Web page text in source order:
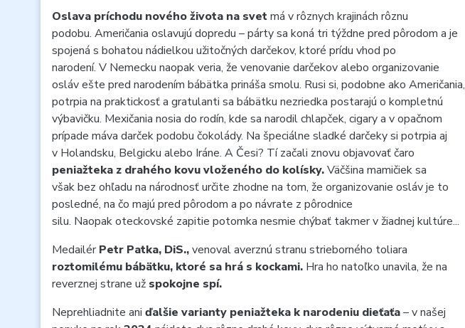
Oslava príchodu nového života na svetmá v rôznych krajinách rôznu
podobu. Američania oslavujú dopredu – párty sa koná tri týždne pred pôrodom a je
spojená s bohatou nádielkou užitočných darčekov, ktoré prídu vhod po
narodení. V Nemecku naopak veria, že venovanie darčekov alebo organizovanie
osláv ešte pred narodením bábätka prináša smolu. Rusi si, podobne ako Američania,
potrpia na praktickosť a gratulanti sa bábätku nezriedka postarajú o kompletnú
výbavičku. Mexičania nosia do rodín, kde sa narodil chlapček, cigary a v opačnom
prípade máva darček podobu čokolády. Na špeciálne sladké darčeky si potrpia aj
v Holandsku, Belgicku alebo Iráne. A Česi? Tí začali znovu objavovať čaro
peniažteka z drahého kovu vloženého do kolísky.Väčšina mamičiek sa
však bez ohľadu na národnosť určite zhodne na tom, že organizovanie osláv je to
posledné, na čo majú pred pôrodom a po návrate z pôrodnice
silu. Naopak oteckovské zapitie potomka nesmie chýbať takmer v žiadnej kultúre...
MedailérPetr Patka, DiS.,venoval averznú stranu strieborného toliara
roztomilému bábätku, ktoré sa hrá s kockami. Hra ho natoľko unavila, že na
reverznej strane už spokojne spí.
Neprehliadnite ani ďalšie varianty peniažteka k narodeniu dieťaťa– v našej